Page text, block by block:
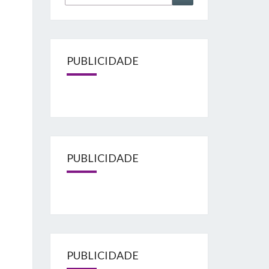
for:
PUBLICIDADE
PUBLICIDADE
PUBLICIDADE